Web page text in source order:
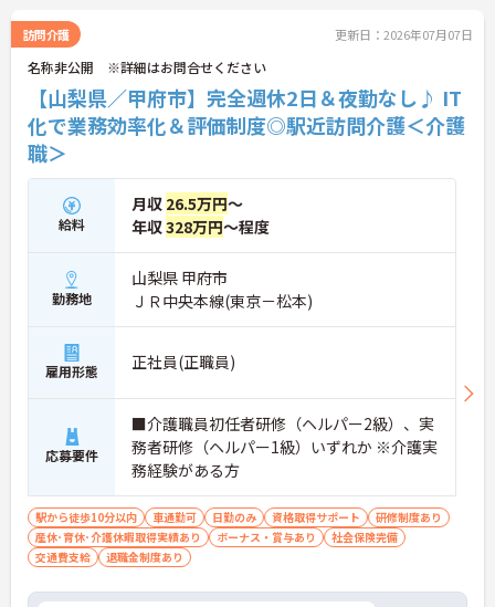
訪問介護 更新日：2026年07月07日
名称非公開 ※詳細はお問合せください
【山梨県／甲府市】完全週休2日＆夜勤なし♪ IT
化で業務効率化＆評価制度◎駅近訪問介護＜介護
職＞
給料
月収 26.5万円～
年収328万円～程度
勤務地
山梨県 甲府市
ＪＲ中央本線(東京－松本)
雇用形態 正社員(正職員)
応募要件
■介護職員初任者研修（ヘルパー2級）、実
務者研修（ヘルパー1級）いずれか ※介護実
務経験がある方
駅から徒歩10分以内 車通勤可 日勤のみ 資格取得サポート
研修制度あり
産休･育休･介護休暇取得実績あり
ボーナス・賞与あり
社会保険完備
交通費支給
退職金制度あり